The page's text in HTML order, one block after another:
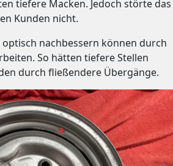
tiefere Macken. Jedoch störte das
Kunden nicht.
nachbessern können durch
So hätten tiefere Stellen
durch fließendere Übergänge.